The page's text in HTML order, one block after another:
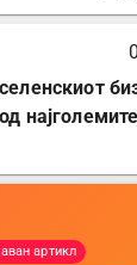
артикл